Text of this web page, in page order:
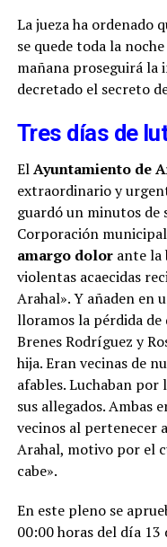
La jueza ha ordenado
se quede toda la
mañana proseguirá la
decretado el secreto
Tres días de
ElAyuntamiento de
extraordinario y
guardó un minutos de
Corporación
amargo dolorante la
violentas acaecidas
Arahal». Y añaden en
lloramos la pérdida de
Brenes Rodríguez y
hija. Eran vecinas de
afables. Luchaban
sus allegados. Ambas
vecinos al pertenecer
Arahal, motivo por el
cabe».
En este pleno se
00:00 horas del día 13